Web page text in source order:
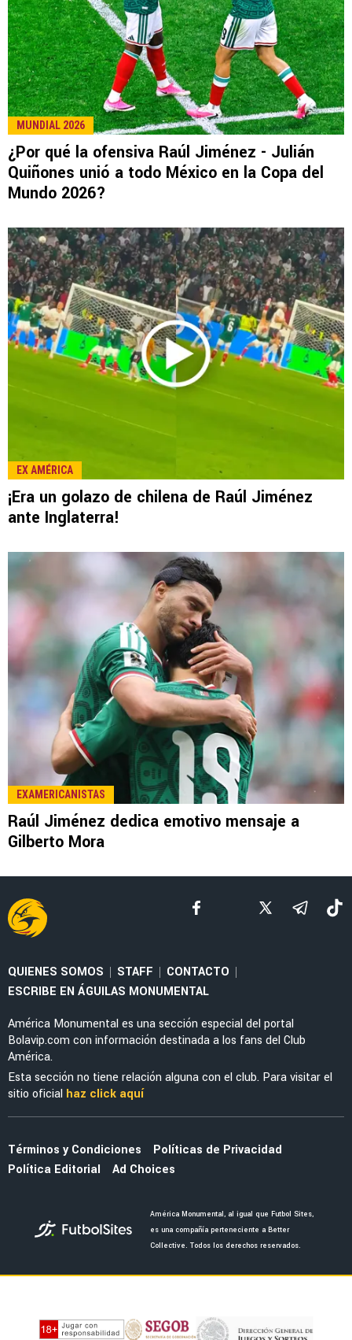
LEE TAMBIÉN
EX-AMÉRICA
Raúl Jiménez se olvida de América y reporta
oficialmente con los Wolves